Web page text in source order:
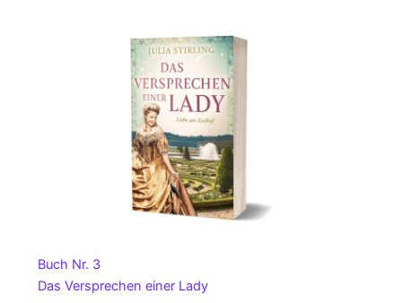
Buch Nr. 3
Das Versprechen einer Lady